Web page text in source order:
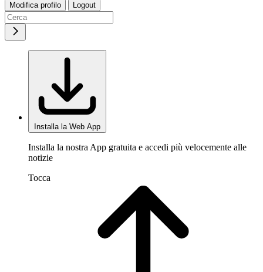
Modifica profilo Logout
Installa la Web App
Installa la nostra App gratuita e accedi più velocemente alle
notizie
Tocca